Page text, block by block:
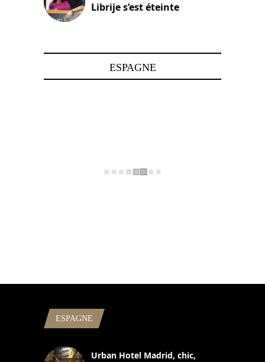
Librije s’est éteinte
ESPAGNE
ESPAGNE
Urban Hotel Madrid, chic,